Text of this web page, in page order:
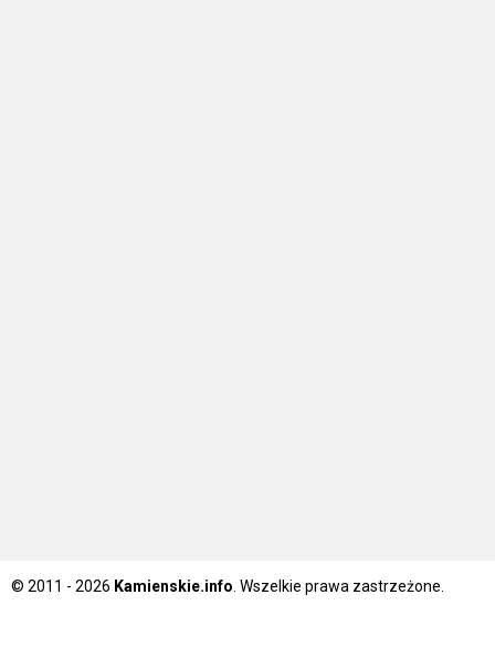
© 2011 - 2026 Kamienskie.info . Wszelkie prawa zastrzeżone.